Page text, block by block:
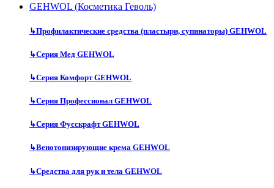
GEHWOL (Косметика Геволь)
↳Профилактические средства (пластыри, супинаторы) GEHWOL
↳Серия Мед GEHWOL
↳Серия Комфорт GEHWOL
↳Серия Профессионал GEHWOL
↳Серия Фусскрафт GEHWOL
↳Венотонизирующие крема GEHWOL
↳Средства для рук и тела GEHWOL